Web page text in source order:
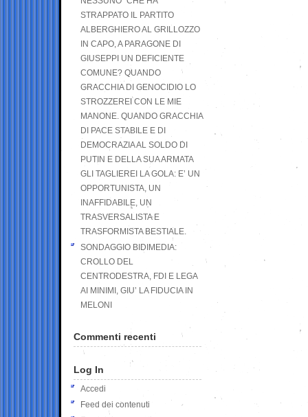
STRAPPATO IL PARTITO
ALBERGHIERO AL GRILLOZZO
IN CAPO, A PARAGONE DI
GIUSEPPI UN DEFICIENTE
COMUNE? QUANDO
GRACCHIA DI GENOCIDIO LO
STROZZEREI CON LE MIE
MANONE. QUANDO GRACCHIA
DI PACE STABILE E DI
DEMOCRAZIA AL SOLDO DI
PUTIN E DELLA SUA ARMATA
GLI TAGLIEREI LA GOLA: E’ UN
OPPORTUNISTA, UN
INAFFIDABILE, UN
TRASVERSALISTA E
TRASFORMISTA BESTIALE.
SONDAGGIO BIDIMEDIA:
CROLLO DEL
CENTRODESTRA, FDI E LEGA
AI MINIMI, GIU’ LA FIDUCIA IN
MELONI
Commenti recenti
Log In
Accedi
Feed dei contenuti